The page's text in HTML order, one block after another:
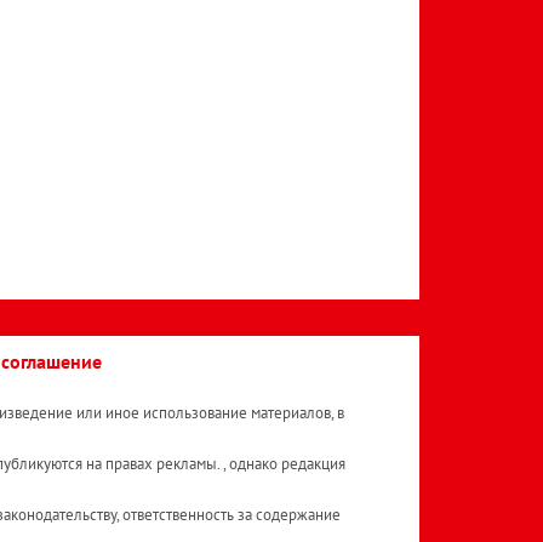
или иное использование материалов, в
на правах рекламы. , однако редакция
ответственность за содержание